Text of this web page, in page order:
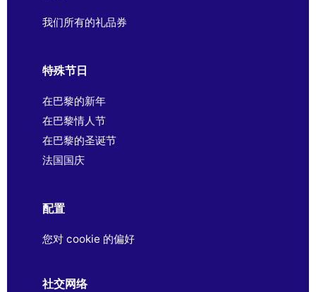
我们所有的礼品券
特殊节日
在巴黎的新年
在巴黎情人节
在巴黎的圣诞节
法国国庆
配置
您对 cookie 的偏好
社交网络